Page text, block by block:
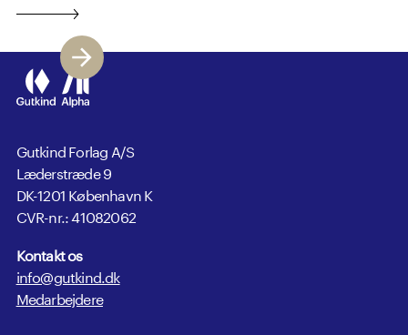
Gutkind Forlag A/S
Læderstræde 9
DK-1201 København K
CVR-nr.: 41082062
Kontakt os
info@gutkind.dk
Medarbejdere